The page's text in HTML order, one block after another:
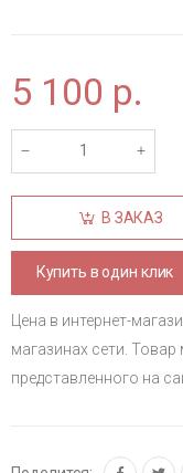
5 100 р.
В ЗАКАЗ
Купить в один клик
Цена в интернет-
магазинах сети.
представленного на